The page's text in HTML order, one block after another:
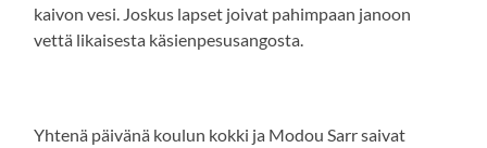
kaivon vesi. Joskus lapset joivat pahimpaan janoon
vettä likaisesta käsienpesusangosta.
Yhtenä päivänä koulun kokki ja Modou Sarr saivat